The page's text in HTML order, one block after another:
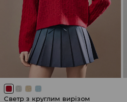
Светр з круглим вирізом